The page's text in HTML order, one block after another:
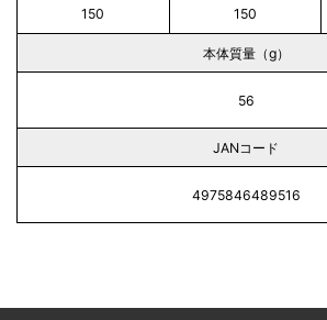
150 150
本体質量（g）
56
JANコード
4975846489516